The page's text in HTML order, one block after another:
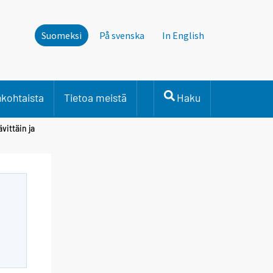
Suomeksi På svenska In English
Tietoa meistä Haku
ja